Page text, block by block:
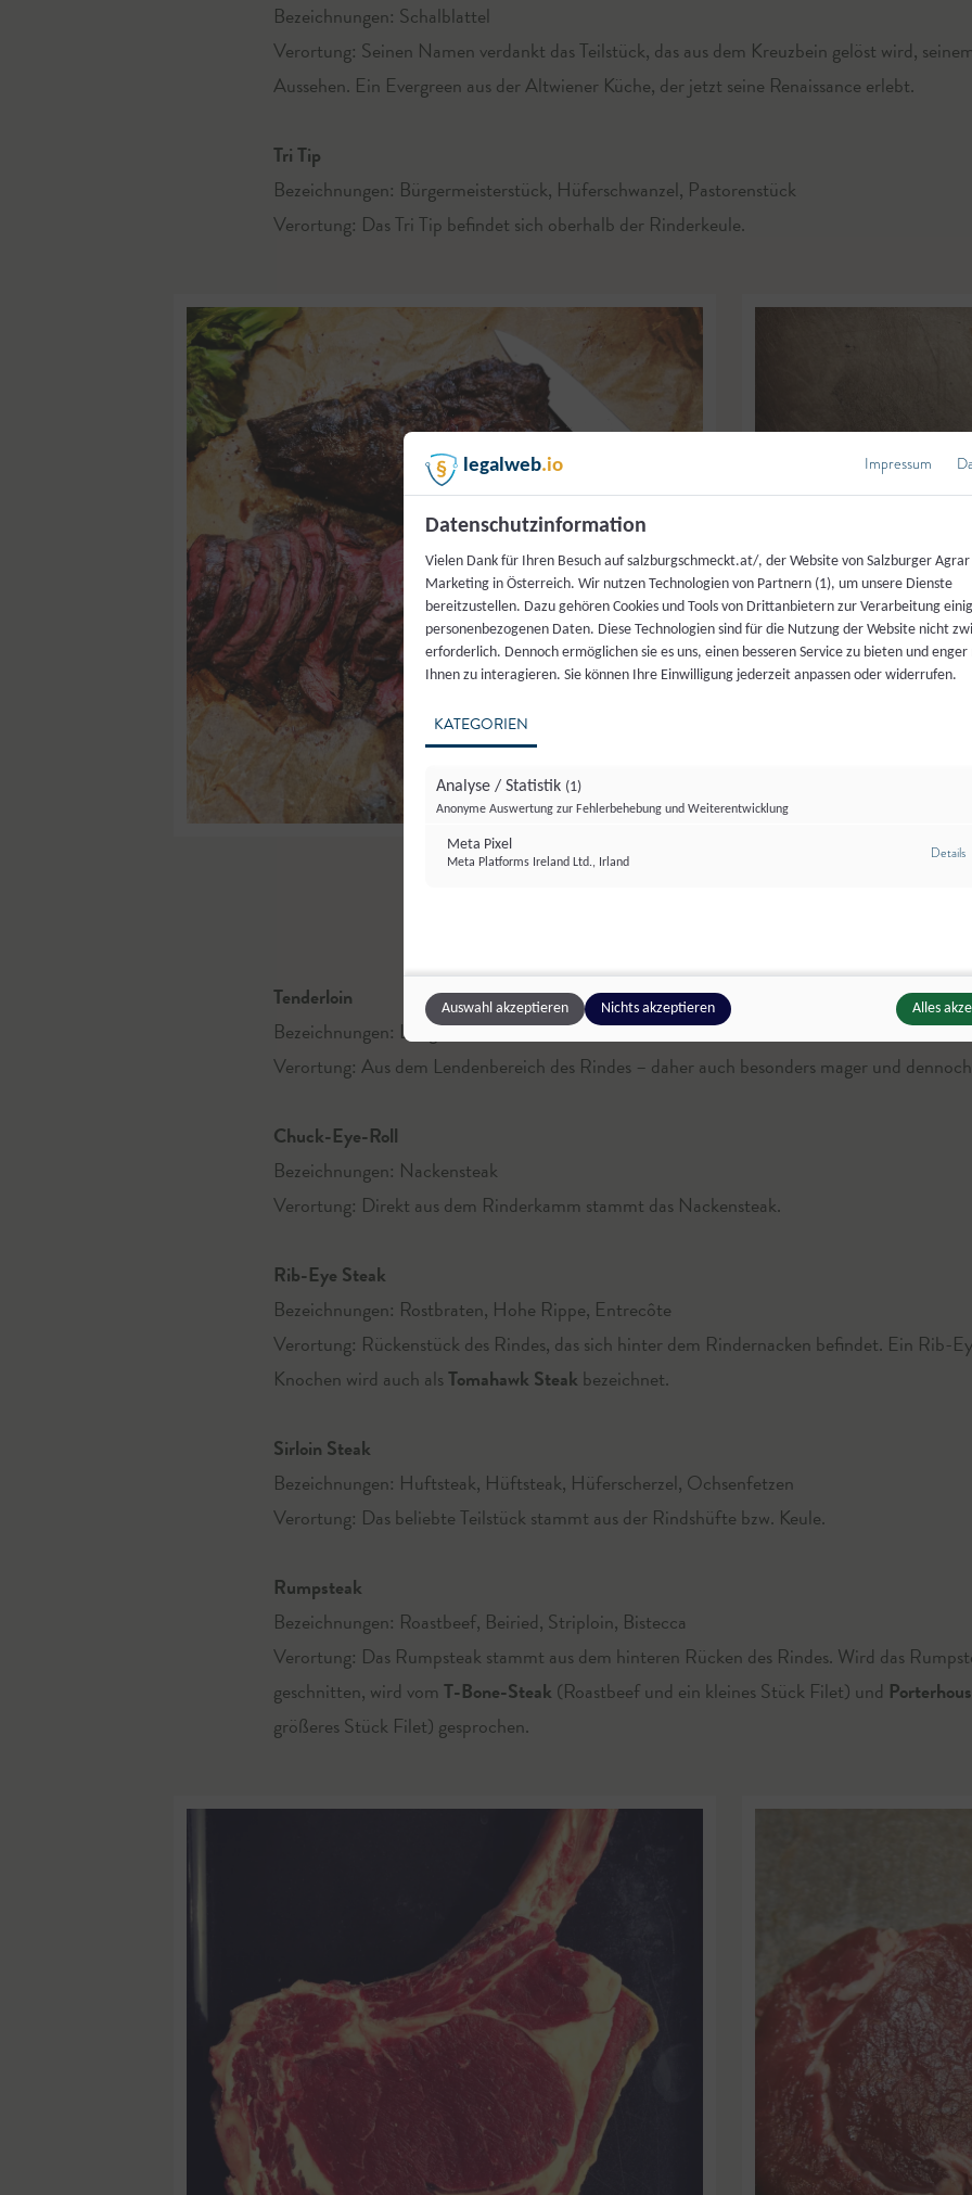
Bezeichnungen: Schalblattel
Verortung: Seinen Namen verdankt das Teilstück, das aus dem Kreuzbein gelöst wird,
Aussehen. Ein Evergreen aus der Altwiener Küche, der jetzt seine Renaissance erlebt.
Tri Tip
Bezeichnungen: Bürgermeisterstück, Hüferschwanzel, Pastorenstück
Verortung: Das Tri Tip befindet sich oberhalb der Rinderkeule.
© Biofarm Teufl
Tenderloin
Bezeichnungen: Lungenbraten, Filet, Lende
Verortung: Aus dem Lendenbereich des Rindes – daher auch besonders mager und
Chuck-Eye-Roll
Bezeichnungen: Nackensteak
Verortung: Direkt aus dem Rinderkamm stammt das Nackensteak.
Rib-Eye Steak
Bezeichnungen: Rostbraten, Hohe Rippe, Entrecôte
Verortung: Rückenstück des Rindes, das sich hinter dem Rindernacken befindet. Ein Rib-
Knochen wird auch alsTomahawk Steak bezeichnet.
Sirloin Steak
Bezeichnungen: Huftsteak, Hüftsteak, Hüferscherzel, Ochsenfetzen
Verortung: Das beliebte Teilstück stammt aus der Rindshüfte bzw. Keule.
Rumpsteak
Bezeichnungen: Roastbeef, Beiried, Striploin, Bistecca
Verortung: Das Rumpsteak stammt aus dem hinteren Rücken des Rindes. Wird das
geschnitten, wird vom T-Bone-Steak (Roastbeef und ein kleines Stück Filet) und
größeres Stück Filet) gesprochen.
legalweb.io Impressum
Datenschutzinformation
Vielen Dank für Ihren Besuch auf salzburgschmeckt.at/, der Website von Salzburger Agrar
Marketing in Österreich. Wir nutzen Technologien von Partnern (1), um unsere Dienste
bereitzustellen. Dazu gehören Cookies und Tools von Drittanbietern zur Verarbeitung
personenbezogenen Daten. Diese Technologien sind für die Nutzung der Website nicht
erforderlich. Dennoch ermöglichen sie es uns, einen besseren Service zu bieten und
Ihnen zu interagieren. Sie können Ihre Einwilligung jederzeit anpassen oder widerrufen.
KATEGORIEN
Analyse / Statistik (1)
Anonyme Auswertung zur Fehlerbehebung und Weiterentwicklung
Meta Pixel
Meta Platforms Ireland Ltd., Irland
Details
Auswahl akzeptieren Nichts akzeptieren Alles